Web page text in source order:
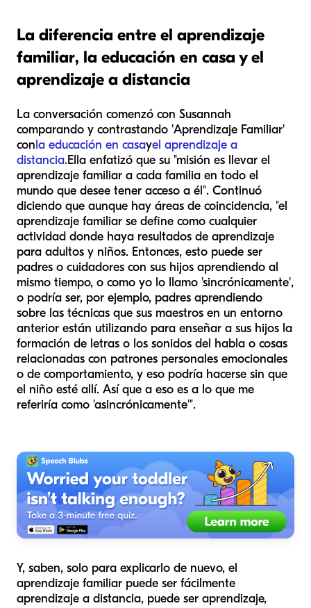
La diferencia entre el aprendizaje
familiar, la educación en casa y el
aprendizaje a distancia
La conversación comenzó con Susannah
comparando y contrastando 'Aprendizaje Familiar'
con la educación en casayel aprendizaje a
distancia.Ella enfatizó que su "misión es llevar el
aprendizaje familiar a cada familia en todo el
mundo que desee tener acceso a él". Continuó
diciendo que aunque hay áreas de coincidencia, "el
aprendizaje familiar se define como cualquier
actividad donde haya resultados de aprendizaje
para adultos y niños. Entonces, esto puede ser
padres o cuidadores con sus hijos aprendiendo al
mismo tiempo, o como yo lo llamo 'sincrónicamente',
o podría ser, por ejemplo, padres aprendiendo
sobre las técnicas que sus maestros en un entorno
anterior están utilizando para enseñar a sus hijos la
formación de letras o los sonidos del habla o cosas
relacionadas con patrones personales emocionales
o de comportamiento, y eso podría hacerse sin que
el niño esté allí. Así que a eso es a lo que me
referiría como 'asincrónicamente'".
Y, saben, solo para explicarlo de nuevo, el
aprendizaje familiar puede ser fácilmente
aprendizaje a distancia, puede ser aprendizaje,